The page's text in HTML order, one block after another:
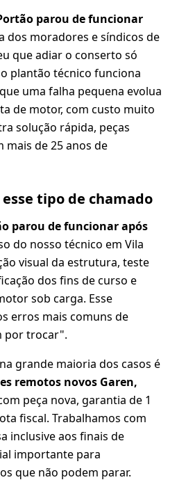
parou de funcionar
dos moradores e síndicos de
que adiar o conserto só
plantão técnico funciona
uma falha pequena evolua
de motor, com custo muito
solução rápida, peças
mais de 25 anos de
tipo de chamado
parou de funcionar após
do nosso técnico em Vila
visual da estrutura, teste
dos fins de curso e
sob carga. Esse
erros mais comuns de
por trocar".
grande maioria dos casos é
remotos novos Garen,
peça nova, garantia de 1
fiscal. Trabalhamos com
inclusive aos finais de
importante para
que não podem parar.